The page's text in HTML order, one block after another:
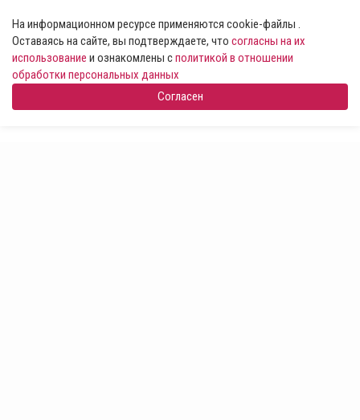
На информационном ресурсе применяются cookie-файлы .
Оставаясь на сайте, вы подтверждаете, что согласны на их
использование и ознакомлены сполитикой в отношении
обработки персональных данных
Согласен